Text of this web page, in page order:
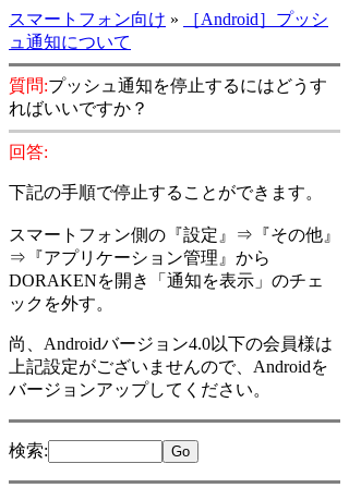
スマートフォン向け »
［Android］プッシ
ュ通知について
質問:プッシュ通知を停止するにはどうす
ればいいですか？
回答:
下記の手順で停止することができます。
スマートフォン側の『設定』⇒『その他』
⇒『アプリケーション管理』から
DORAKENを開き「通知を表示」のチェ
ックを外す。
尚、Androidバージョン4.0以下の会員様は
上記設定がございませんので、Androidを
バージョンアップしてください。
検索: